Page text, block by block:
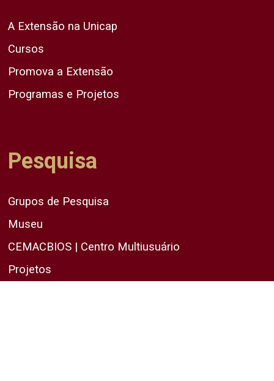
A Extensão na Unicap
Cursos
Promova a Extensão
Programas e Projetos
Pesquisa
Grupos de Pesquisa
Museu
CEMACBIOS | Centro Multiusuário
Projetos